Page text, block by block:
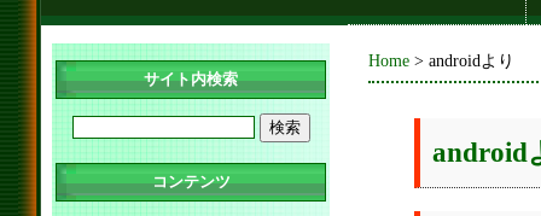
Home > androidより
android
サイト内検索
コンテンツ